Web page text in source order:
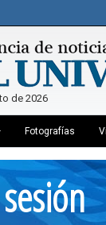
de 2026
Fotografías